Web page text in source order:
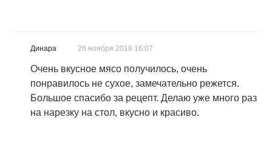
Динара 26 ноября 2018 16:07
Очень вкусное мясо получилось, очень
понравилось не сухое, замечательно режется.
Большое спасибо за рецепт. Делаю уже много раз
на нарезку на стол, вкусно и красиво.